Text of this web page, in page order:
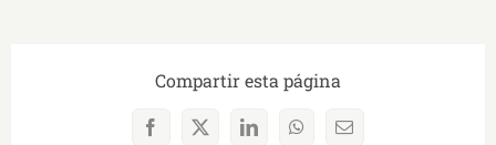
Compartir esta página
Facebook
X LinkedInWhatsAppCorreo